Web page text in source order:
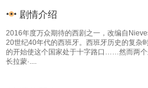
剧情介绍
2016年度万众期待的西剧之一，改编自
20世纪40年代的西班牙。西班牙历史的复杂
的开始使这个国家处于十字路口……然而两
长拉蒙·....